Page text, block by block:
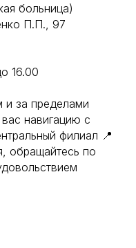
больница)
П.П., 97
16.00
и за пределами
навигацию с
филиал 📍
обращайтесь по